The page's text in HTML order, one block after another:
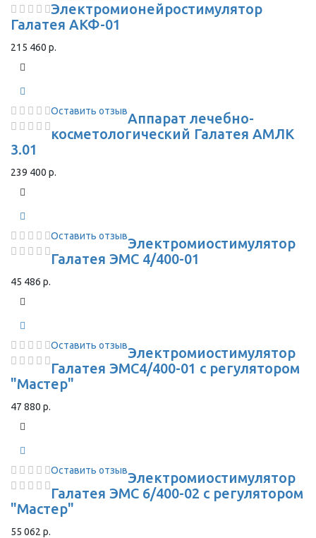
Электромионейростимулятор
Галатея АКФ-01
215 460 р.
Оставить отзывАппарат лечебно-
косметологический Галатея АМЛК
3.01
239 400 р.
Оставить отзывЭлектромиостимулятор
Галатея ЭМС 4/400-01
45 486 р.
Оставить отзывЭлектромиостимулятор
Галатея ЭМС4/400-01 с регулятором
"Мастер"
47 880 р.
Оставить отзывЭлектромиостимулятор
Галатея ЭМС 6/400-02 с регулятором
"Мастер"
55 062 р.